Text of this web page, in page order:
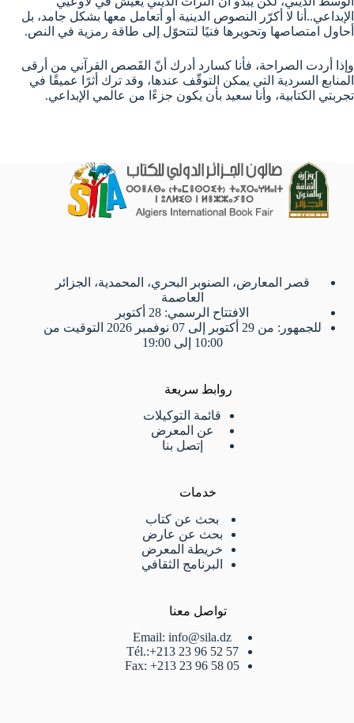
الإبداعي..أنا لا أكرّر النصوص الدينية أو أتعامل معها بشكل جامد، بل
أحاول امتصاصها وتحويرها فنيًا لتتحوّل إلى طاقة رمزية في النص.
وإذا أردت الصراحة، فأنا كسارد أدرك أنّ القَصص القرآني من أرقى
المنابع السردية التي يمكن التوقّف عندها، وقد ترك أثرًا عميقًا في
تجربتي الكتابية، وأنا سعيد بأن يكون جزءًا من عالمي الإبداعي.
قصر المعارض، الصنوبر البحري، المحمدية، الجزائر
العاصمة
الافتتاح الرسمي: 28 أكتوبر
للجمهور: من 29 أكتوبر إلى 07 نوفمبر 2026 التوقيت من
10:00 إلى 19:00
روابط سريعة
قائمة التوكيلات
عن المعرض
إتصل بنا
خدمات
بحث عن كتاب
بحث عن عارض
خريطة المعرض
البرنامج الثقافي
تواصل معنا
Email: info@sila.dz
Tél.:+213 23 96 52 57
Fax: +213 23 96 58 05